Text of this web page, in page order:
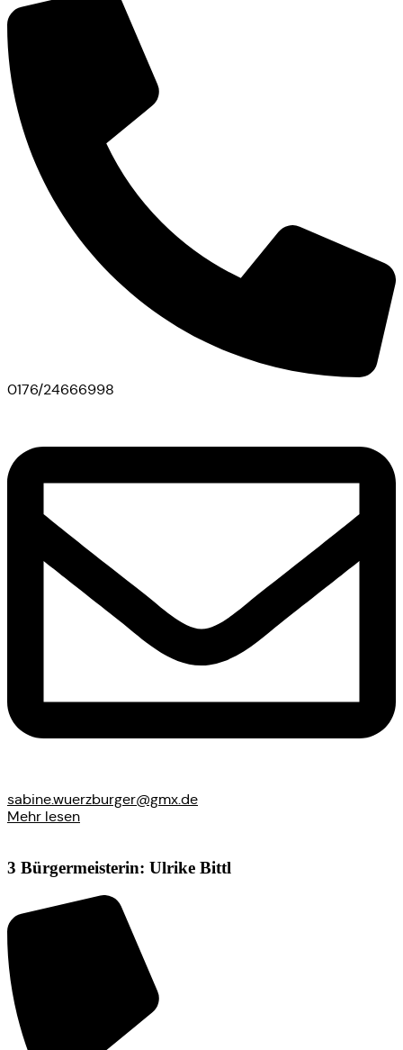
0176/24666998
sabine.wuerzburger@gmx.de
Mehr lesen
3 Bürgermeisterin: Ulrike Bittl